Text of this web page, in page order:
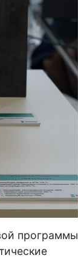
программы